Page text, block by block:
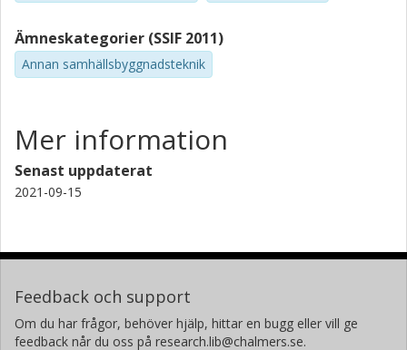
Ämneskategorier (SSIF 2011)
Annan samhällsbyggnadsteknik
Mer information
Senast uppdaterat
2021-09-15
Feedback och support
Om du har frågor, behöver hjälp, hittar en bugg eller vill ge
feedback når du oss på research.lib@chalmers.se.